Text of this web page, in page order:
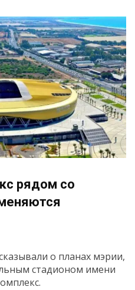
рядом со
о планах мэрии,
стадионом имени